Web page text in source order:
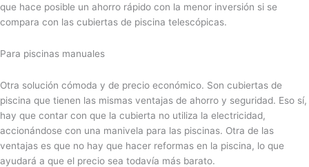
que hace posible un ahorro rápido con la menor inversión si se
compara con las cubiertas de piscina telescópicas.
Para piscinas manuales
Otra solución cómoda y de precio económico. Son cubiertas de
piscina que tienen las mismas ventajas de ahorro y seguridad. Eso sí,
hay que contar con que la cubierta no utiliza la electricidad,
accionándose con una manivela para las piscinas. Otra de las
ventajas es que no hay que hacer reformas en la piscina, lo que
ayudará a que el precio sea todavía más barato.